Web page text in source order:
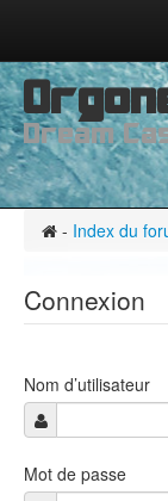
FAQ
M’enregistrer
Connexion
Dream
- Index du
Connexion
Nom d’utilisateur
Mot de passe